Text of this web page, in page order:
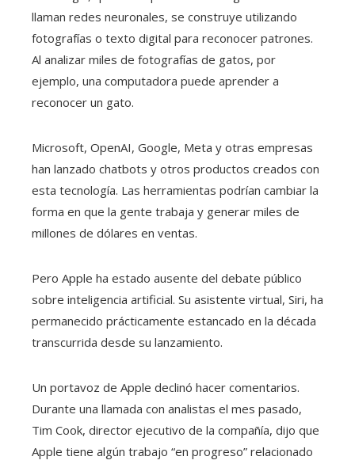
llaman redes neuronales, se construye utilizando
fotografías o texto digital para reconocer patrones.
Al analizar miles de fotografías de gatos, por
ejemplo, una computadora puede aprender a
reconocer un gato.
Microsoft, OpenAI, Google, Meta y otras empresas
han lanzado chatbots y otros productos creados con
esta tecnología. Las herramientas podrían cambiar la
forma en que la gente trabaja y generar miles de
millones de dólares en ventas.
Pero Apple ha estado ausente del debate público
sobre inteligencia artificial. Su asistente virtual, Siri, ha
permanecido prácticamente estancado en la década
transcurrida desde su lanzamiento.
Un portavoz de Apple declinó hacer comentarios.
Durante una llamada con analistas el mes pasado,
Tim Cook, director ejecutivo de la compañía, dijo que
Apple tiene algún trabajo “en progreso” relacionado